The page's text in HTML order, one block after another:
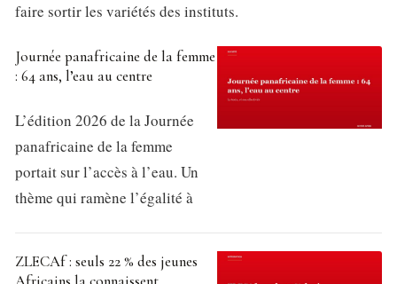
faire sortir les variétés des instituts.
Journée panafricaine de la femme
: 64 ans, l’eau au centre
L’édition 2026 de la Journée
panafricaine de la femme
portait sur l’accès à l’eau. Un
thème qui ramène l’égalité à
ZLECAf : seuls 22 % des jeunes